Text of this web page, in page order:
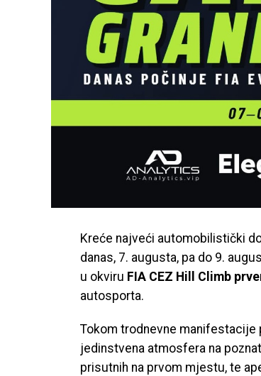
Kreće najveći automobilistički
danas, 7. augusta, pa do 9.
u okviru FIA CEZ Hill Climb
autosporta.
Tokom trodnevne
jedinstvena atmosfera na
prisutnih na prvom mjestu, te